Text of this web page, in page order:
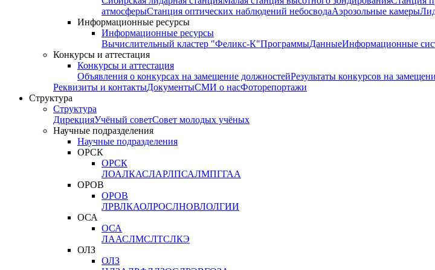
атмосферыСтанция оптических наблюдений небосводаАэрозольные камеры
Информационные ресурсы
Информационные ресурсы
Вычислительный кластер "Феликс-К"ПрограммыДанныеИнформационные
Конкурсы и аттестация
Конкурсы и аттестация
Объявления о конкурсах на замещение должностейРезультаты конкурсов на
Реквизиты и контактыДокументыСМИ о насФоторепортажи
Структура
Структура
ДирекцияУчёный советСовет молодых учёных
Научные подразделения
Научные подразделения
ОРСК
ОРСК
ЛОАЛКАСЛАРЛПСАЛМПГГАА
ОРОВ
ОРОВ
ЛРВЛКАОЛРОСЛНОВЛОЛГИИ
ОСА
ОСА
ЛААСЛМСЛТСЛКЭ
ОЛЗ
ОЛЗ